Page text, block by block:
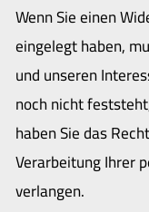
Wenn Sie einen
eingelegt haben,
und unseren
noch nicht
haben Sie das
Verarbeitung Ihrer
verlangen.